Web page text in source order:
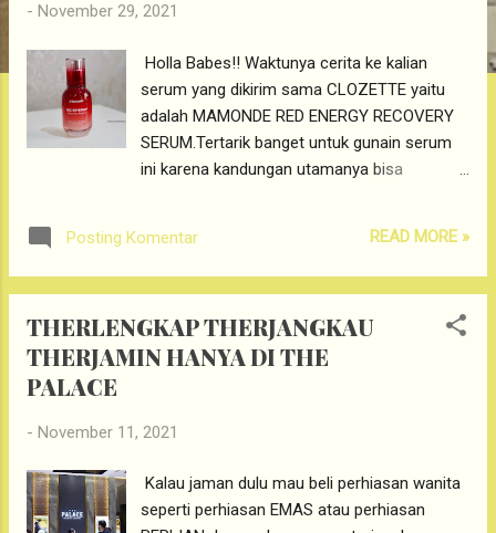
- November 29, 2021
Holla Babes!! Waktunya cerita ke kalian
serum yang dikirim sama CLOZETTE yaitu
adalah MAMONDE RED ENERGY RECOVERY
SERUM.Tertarik banget untuk gunain serum
ini karena kandungan utamanya bisa
MAMONDE RED ENERGY RECOVERY SERUM
Mamonde Red Energy Recovery Serum
POMEGRANATE POLYPHENOL. Kandungan
antioksidan di dalam Pomegranate
di dalam Vitamin C. 70% lebih tinggi
C. Product Claim? Melihat product claim
Mamonde Red Energy recovery Serum ini di
Posting Komentar READ MORE »
THERLENGKAP THERJANGKAU
THERJAMIN HANYA DI THE
PALACE
- November 11, 2021
Kalau jaman dulu mau beli perhiasan wanita
seperti perhiasan EMAS atau perhiasan